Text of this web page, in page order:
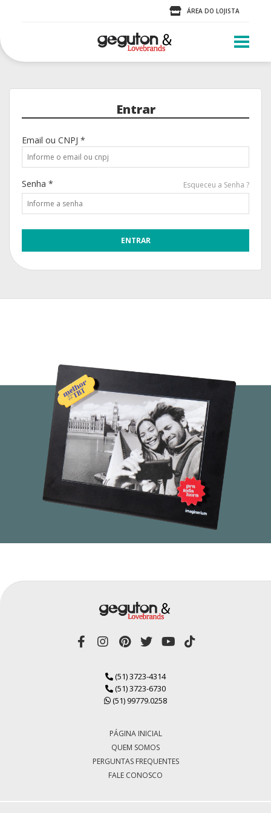
ÁREA DO LOJISTA
Entrar
Email ou CNPJ *
Senha * Esqueceu a Senha ?
(51) 3723-4314
(51) 3723-6730
(51) 99779.0258
PÁGINA INICIAL
QUEM SOMOS
PERGUNTAS FREQUENTES
FALE CONOSCO